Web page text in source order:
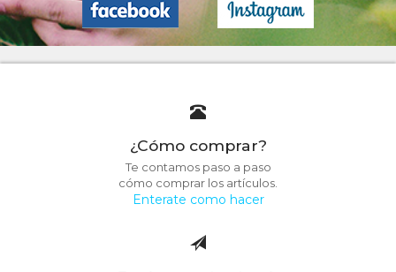
¿Cómo comprar?
Te contamos paso a paso
cómo comprar los artículos.
Enterate como hacer